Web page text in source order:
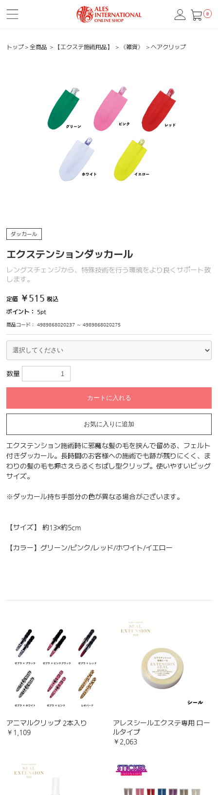
0
トップ ＞全商品 ＞ 【エクステ施術用品】 ＞ 《雑貨》 ＞ヘアクリップ
ダッカール
エクステンションダッカール
レングスチェンジから、特殊技術を行う環境をより良くサポート致
します。
定価 ￥515 税込
ポイント： 5pt
商品コード：4989868020237 ～ 4989868020275
数量
カートに入れる
お気に入りに追加
エクステンション施術時に邪魔な髪の毛を挟んで留める、フェルト
付きダッカール。長時間のお客様への施術でも跡が残りにくく、ま
わりの髪の毛も押さえらるくちばし型クリップ。使いやすいビッグ
サイズ。
※ダッカール持ち手部分の色が異なる場合がございます。
【サイズ】 約13×約5cm
【カラー】グリーン/ピンク/レッド/ホワイト/イエロー
アニマルクリップ 2本入り
￥1,109
アレスシールエクステ専用 ロー
ルタイプ
￥2,063